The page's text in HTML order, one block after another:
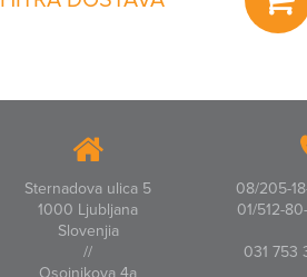
Sternadova ulica 5
1000 Ljubljana
Slovenjia
//
08/205-
01/512-
031 753